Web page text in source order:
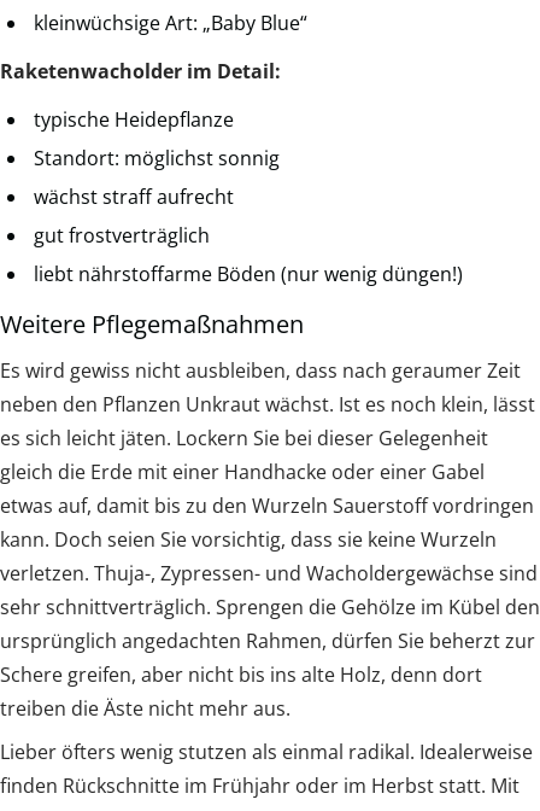
kleinwüchsige Art: „Baby Blue“
Raketenwacholder im Detail:
typische Heidepflanze
Standort: möglichst sonnig
wächst straff aufrecht
gut frostverträglich
liebt nährstoffarme Böden (nur wenig düngen!)
Weitere Pflegemaßnahmen
Es wird gewiss nicht ausbleiben, dass nach geraumer Zeit
neben den Pflanzen Unkraut wächst. Ist es noch klein, lässt
es sich leicht jäten. Lockern Sie bei dieser Gelegenheit
gleich die Erde mit einer Handhacke oder einer Gabel
etwas auf, damit bis zu den Wurzeln Sauerstoff vordringen
kann. Doch seien Sie vorsichtig, dass sie keine Wurzeln
verletzen. Thuja-, Zypressen- und Wacholdergewächse sind
sehr schnittverträglich. Sprengen die Gehölze im Kübel den
ursprünglich angedachten Rahmen, dürfen Sie beherzt zur
Schere greifen, aber nicht bis ins alte Holz, denn dort
treiben die Äste nicht mehr aus.
Lieber öfters wenig stutzen als einmal radikal. Idealerweise
finden Rückschnitte im Frühjahr oder im Herbst statt. Mit